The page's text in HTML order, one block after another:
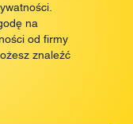
na
od firmy
znaleźć